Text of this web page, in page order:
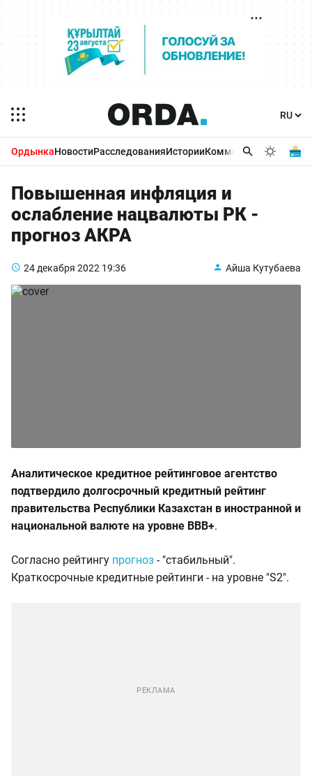
ОрдынкаНовостиРасследованияИсторииКомментарииБизнес
Повышенная инфляция и
ослабление нацвалюты РК -
прогноз АКРА
24 декабря 2022 19:36 Айша Кутубаева
Аналитическое кредитное рейтинговое агентство
подтвердило долгосрочный кредитный рейтинг
правительства Республики Казахстан в иностранной и
национальной валюте на уровне ВВВ+.
Согласно рейтингу прогноз - "стабильный".
Краткосрочные кредитные рейтинги - на уровне "S2".